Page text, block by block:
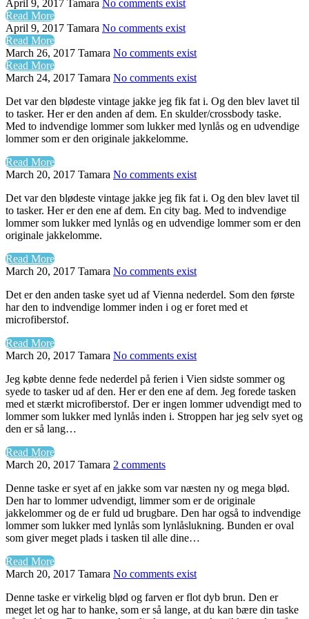
April 9, 2017 Tamara No comments exist
Read More
April 9, 2017 Tamara No comments exist
Read More
March 26, 2017 Tamara No comments exist
Read More
March 24, 2017 Tamara No comments exist
Det var den blødeste vintage jakke jeg fik fat i. Og den blev lavet til
to tasker. Her er den anden af dem. En skulder/crossbody taske.
Med to indvendige lommer som lukker med lynlås og en udvendige
lommer som er den originale jakkelomme.
Read More
March 20, 2017 Tamara No comments exist
Det var den blødeste vintage jakke jeg fik fat i. Og den blev lavet til
to tasker. Her er den ene af dem. En city bag. Med to indvendige
lommer som lukker med lynlås og en udvendige lommer som er den
originale jakkelomme.
Read More
March 20, 2017 Tamara No comments exist
Det er den anden taske syet ud af Vienna nederdel. Som den første
har den to indvendige lommer inden i og er foret med et
microfiberstof.
Read More
March 20, 2017 Tamara No comments exist
Jeg købte denne fede nederdel på ferien i Vien sidste sommer og
syede to tasker ud af den. Her er den ene af dem. Jeg forede tasken
med et stærkt microfiberstof. Der er ingen lommer udvendigt med to
lommer som lukker med lynlås inden i. Stroppen har jeg selv syet og
den er så lang…
Read More
March 20, 2017 Tamara 2 comments
Denne taske er syet af en jakke som var næsten ny og mega blød.
Den har to lommer udvendigt, limmer som er de originale
jakkelommer og de er fuld ud brugbare. Den har også to indvendige
lommer som lukker med lynlås som lynlåslukning. Bunden er oval
som giver meget plads i tasken til alle dine…
Read More
March 20, 2017 Tamara No comments exist
Denne taske er virkelig blød og farven er flot dyb brun. Den er
meget let og har to hanke, som er så lange, at du kan bære din taske